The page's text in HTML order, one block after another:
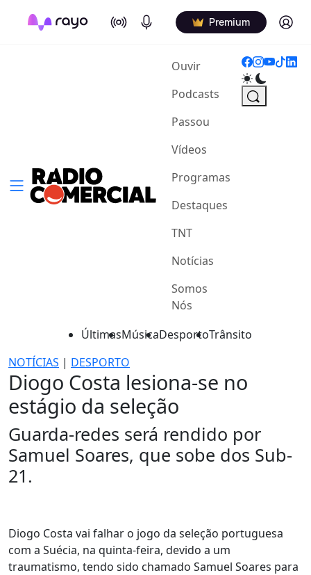
On Air Podcasts Premium Log in
Ouvir(current)
Podcasts
Passou
Vídeos
Programas
Destaques
TNT
Notícias
Somos
Nós
ÚltimasMúsicaDesportoTrânsito
NOTÍCIAS | DESPORTO
Diogo Costa lesiona-se no
estágio da seleção
Guarda-redes será rendido por
Samuel Soares, que sobe dos Sub-
21.
Diogo Costa vai falhar o jogo da seleção portuguesa
com a Suécia, na quinta-feira, devido a um
traumatismo, tendo sido chamado Samuel Soares para